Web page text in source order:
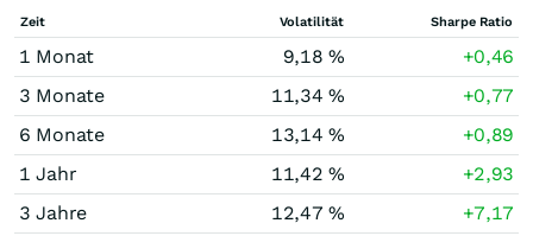
Zeit Volatilität Sharpe Ratio
1 Monat 9,18 %
+0,46
3 Monate
11,34 %
+0,77
6 Monate
13,14 %
+0,89
1 Jahr
11,42 %
+2,93
3 Jahre
12,47 %
+7,17